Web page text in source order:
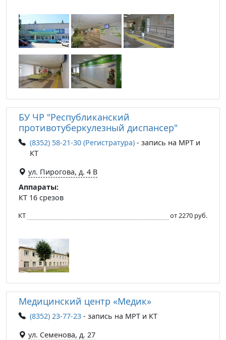
БУ ЧР "Республиканский
противотуберкулезный диспансер"
(8352) 58-21-30 (Регистратура) - запись на МРТ и
КТ
ул. Пирогова, д. 4 В
Аппараты:
КТ 16 срезов
КТ от 2270 руб.
Медицинский центр «Медик»
(8352) 23-77-23 - запись на МРТ и КТ
ул. Семенова, д. 27